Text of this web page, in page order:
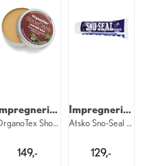
Impregnering for sko
OrganoTex ShoeCare Leather Wax 100 ml
149,-
Impregnering for sko
Atsko Sno-Seal Beeswax Tube
129,-